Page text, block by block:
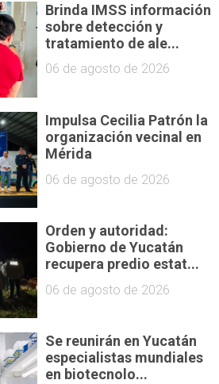
Brinda IMSS información
sobre detección y
tratamiento de ale...
06 de agosto de 2026
Impulsa Cecilia Patrón la
organización vecinal en
Mérida
06 de agosto de 2026
Orden y autoridad:
Gobierno de Yucatán
recupera predio estat...
06 de agosto de 2026
Se reunirán en Yucatán
especialistas mundiales
en biotecnolo...